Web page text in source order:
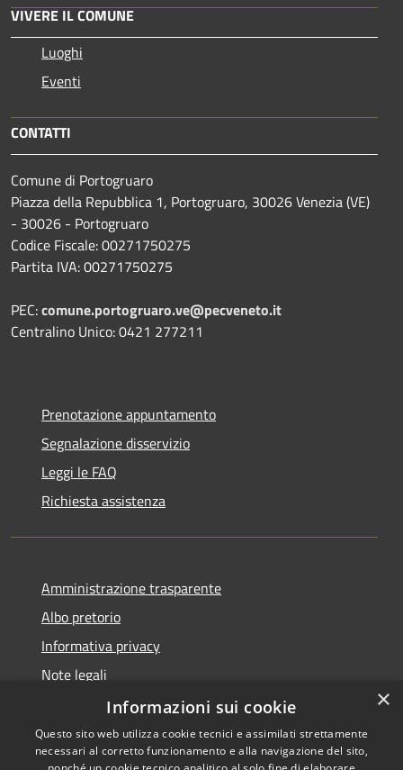
VIVERE IL COMUNE
Luoghi
Eventi
CONTATTI
Comune di Portogruaro
Piazza della Repubblica 1, Portogruaro, 30026 Venezia (VE)
- 30026 - Portogruaro
Codice Fiscale: 00271750275
Partita IVA: 00271750275
PEC:comune.portogruaro.ve@pecveneto.it
Centralino Unico: 0421 277211
Prenotazione appuntamento
Segnalazione disservizio
Leggi le FAQ
Richiesta assistenza
Amministrazione trasparente
Albo pretorio
Informativa privacy
Note legali
Dichiarazione di accessibilità
×
Informazioni sui cookie
Questo sito web utilizza cookie tecnici e assimilati strettamente
necessari al corretto funzionamento e alla navigazione del sito,